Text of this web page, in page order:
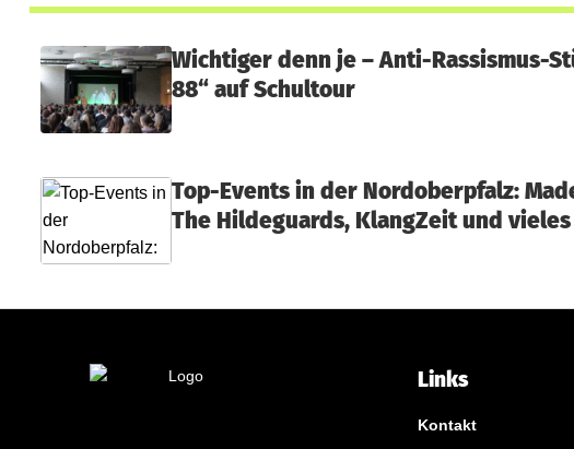
Wichtiger denn je – Anti-Rassismus-
88“ auf Schultour
Top-Events in der Nordoberpfalz:
The Hildeguards, KlangZeit und
Links
Kontakt